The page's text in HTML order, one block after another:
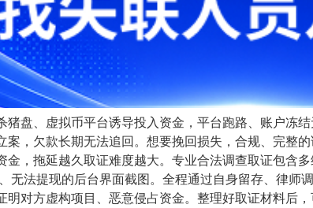
猪盘、虚拟币平台诱导投入资金，平台跑路、账户冻
案，欠款长期无法追回。想要挽回损失，合规、完整
，拖延越久取证难度越大。专业合法调查取证包含
无法提现的后台界面截图。全程通过自身留存、律
明对方虚构项目、恶意侵占资金。整理好取证材料后